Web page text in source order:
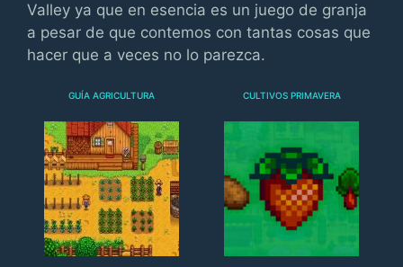
Valley ya que en esencia es un juego de granja
a pesar de que contemos con tantas cosas que
hacer que a veces no lo parezca.
GUÍA AGRICULTURA CULTIVOS PRIMAVERA